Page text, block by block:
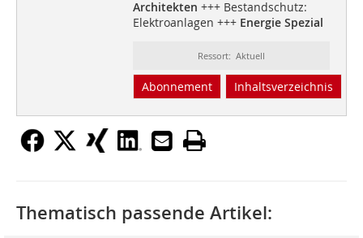
Architekten +++ Bestandschutz:
Elektroanlagen +++ Energie Spezial
Ressort: Aktuell
Abonnement Inhaltsverzeichnis
Thematisch passende Artikel: